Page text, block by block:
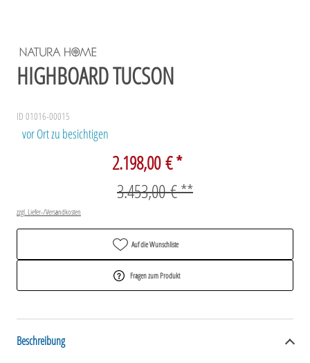
HIGHBOARD TUCSON
ID 01016-00015
vor Ort zu besichtigen
2.198,00 € *
3.453,00 € **
zzgl. Liefer-/Versandkosten
Auf die Wunschliste
Fragen zum Produkt
Beschreibung